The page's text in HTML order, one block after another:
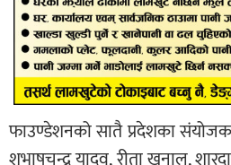
फाउण्डेशनको सातै प्रदेशका